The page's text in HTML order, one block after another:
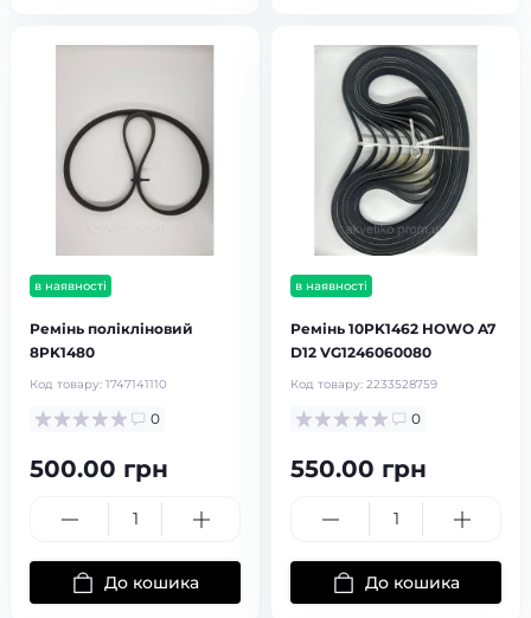
в наявності
Ремінь полікліновий
8PK1480
Код товару: 1747141110
0
500.00 грн
До кошика
в наявності
Ремінь 10PK1462 HOWO A7
D12 VG1246060080
Код товару: 2233528759
0
550.00 грн
До кошика